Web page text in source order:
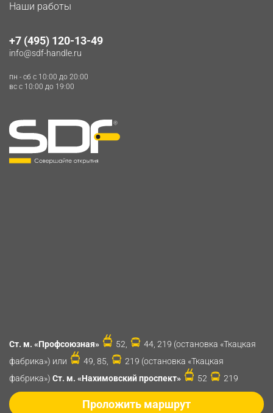
Наши работы
+7 (495) 120-13-49
info@sdf-handle.ru
пн - сб c 10:00 до 20:00
вс c 10:00 до 19:00
Ст. м. «Профсоюзная» 52,
44, 219 (остановка «Ткацкая
фабрика») или
49, 85,
219 (остановка «Ткацкая
фабрика») Ст. м. «Нахимовский проспект» 52 219
Проложить маршрут